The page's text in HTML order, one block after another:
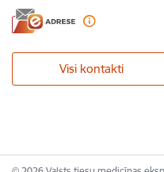
Visi kontakti